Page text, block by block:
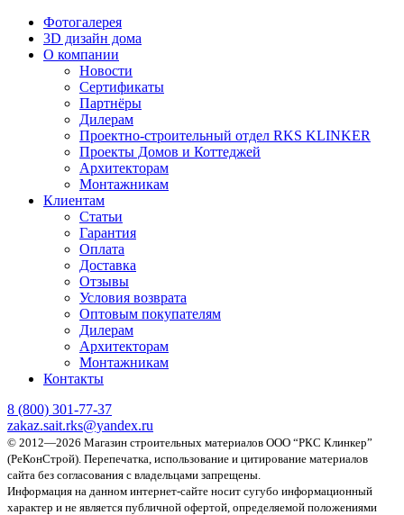
Фотогалерея
3D дизайн дома
О компании
Новости
Сертификаты
Партнёры
Дилерам
Проектно-строительный отдел RKS KLINKER
Проекты Домов и Коттеджей
Архитекторам
Монтажникам
Клиентам
Статьи
Гарантия
Оплата
Доставка
Отзывы
Условия возврата
Оптовым покупателям
Дилерам
Архитекторам
Монтажникам
Контакты
8 (800) 301-77-37
zakaz.sait.rks@yandex.ru
© 2012—2026 Магазин строительных материалов ООО “РКС Клинкер”
(РеКонСтрой). Перепечатка, использование и цитирование материалов
сайта без согласования с владельцами запрещены.
Информация на данном интернет-сайте носит сугубо информационный
характер и не является публичной офертой, определяемой положениями